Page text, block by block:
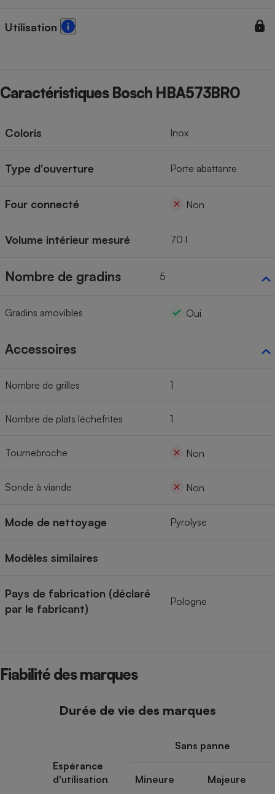
Utilisation
Caractéristiques Bosch HBA573BR0
Coloris Inox
Type d'ouverture Porte abattante
Four connecté Non
Volume intérieur mesuré 70 l
Nombre de gradins 5
Gradins amovibles Oui
Accessoires
Nombre de grilles 1
Nombre de plats lèchefrites 1
Tournebroche Non
Sonde à viande Non
Mode de nettoyage Pyrolyse
Modèles similaires
Pays de fabrication (déclaré
par le fabricant)
Pologne
Fiabilité des marques
Durée de vie des marques
Espérance
d'utilisation
Sans panne
Mineure Majeure